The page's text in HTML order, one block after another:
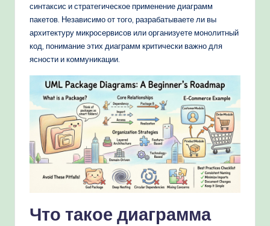
W
o
fl
w
&
M
синтаксис и стратегическое применение диаграмм
пакетов. Независимо от того, разрабатываете ли вы
архитектуру микросервисов или организуете монолитный
код, понимание этих диаграмм критически важно для
ясности и коммуникации.
Что такое диаграмма